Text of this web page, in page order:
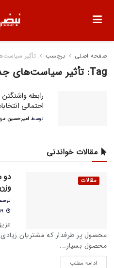
صفحه اصلی برچسب تأثیر
Tag: تأثیر سیاست‌های
رابطه
احتمالی
توسط امیرحسین
مقالات خواندنی
مقالات
دو
محصول پر طرفدار که مشتریان
محصول بسیار...
ادامه مطلب